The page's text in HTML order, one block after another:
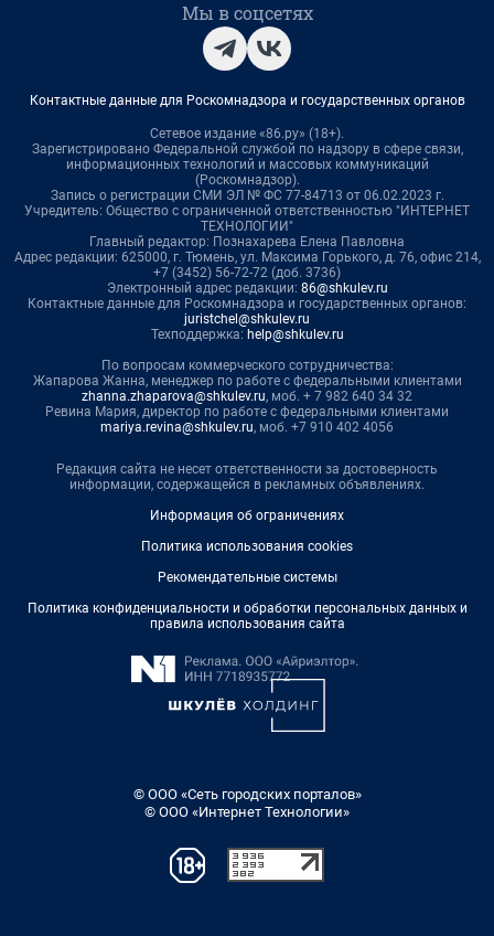
Мы в соцсетях
Контактные данные для Роскомнадзора и государственных органов
Сетевое издание «86.ру» (18+).
Зарегистрировано Федеральной службой по надзору в сфере связи,
информационных технологий и массовых коммуникаций
(Роскомнадзор).
Запись о регистрации СМИ ЭЛ № ФС 77-84713 от 06.02.2023 г.
Учредитель: Общество с ограниченной ответственностью "ИНТЕРНЕТ
ТЕХНОЛОГИИ"
Главный редактор: Познахарева Елена Павловна
Адрес редакции: 625000, г. Тюмень, ул. Максима Горького, д. 76, офис 214,
+7 (3452) 56-72-72 (доб. 3736)
Электронный адрес редакции: 86@shkulev.ru
Контактные данные для Роскомнадзора и государственных органов:
juristchel@shkulev.ru
Техподдержка: help@shkulev.ru
По вопросам коммерческого сотрудничества:
Жапарова Жанна, менеджер по работе с федеральными клиентами
zhanna.zhaparova@shkulev.ru, моб. + 7 982 640 34 32
Ревина Мария, директор по работе с федеральными клиентами
mariya.revina@shkulev.ru, моб. +7 910 402 4056
Редакция сайта не несет ответственности за достоверность
информации, содержащейся в рекламных объявлениях.
Информация об ограничениях
Политика использования cookies
Рекомендательные системы
Политика конфиденциальности и обработки персональных данных и
правила использования сайта
© ООО «Сеть городских порталов»
© ООО «Интернет Технологии»